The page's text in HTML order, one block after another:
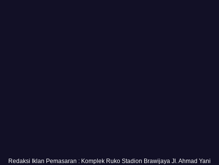
Redaksi Iklan Pemasaran : Komplek Ruko Stadion Brawijaya Jl. Ahmad Yani